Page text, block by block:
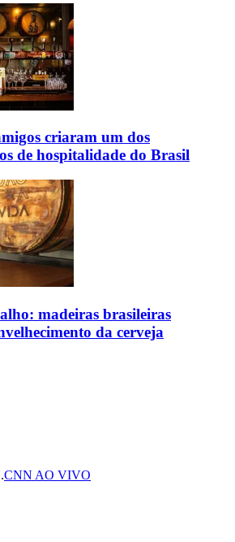
criaram um dos
de hospitalidade do Brasil
madeiras brasileiras
da cerveja
CNN AO VIVO